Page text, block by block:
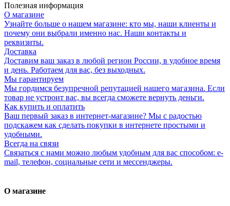
Полезная информация
О магазине
Узнайте больше о нашем магазине: кто мы, наши клиенты и
почему они выбрали именно нас. Наши контакты и
реквизиты.
Доставка
Доставим ваш заказ в любой регион России, в удобное время
и день. Работаем для вас, без выходных.
Мы гарантируем
Мы гордимся безупречной репутацией нашего магазина. Если
товар не устроит вас, вы всегда сможете вернуть деньги.
Как купить и оплатить
Ваш первый заказ в интернет-магазине? Мы с радостью
подскажем как сделать покупки в интернете простыми и
удобными.
Всегда на связи
Связаться с нами можно любым удобным для вас способом: e-
mail, телефон, социальные сети и мессенджеры.
О магазине